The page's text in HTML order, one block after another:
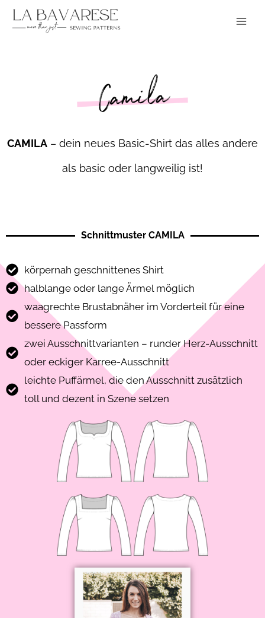
Inhalt
CAMILA – dein neues Basic-Shirt das alles andere
als basic oder langweilig ist!
Schnittmuster CAMILA
körpernah geschnittenes Shirt
halblange oder lange Ärmel möglich
waagrechte Brustabnäher im Vorderteil für eine
bessere Passform
zwei Ausschnittvarianten – runder Herz-Ausschnitt
oder eckiger Karree-Ausschnitt
leichte Puffärmel, die den Ausschnitt zusätzlich
toll und dezent in Szene setzen